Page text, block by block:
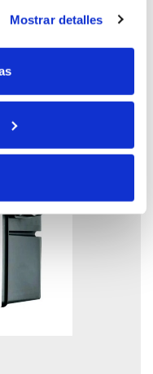
Mostrar detalles
DE
variable.
Autónomos.